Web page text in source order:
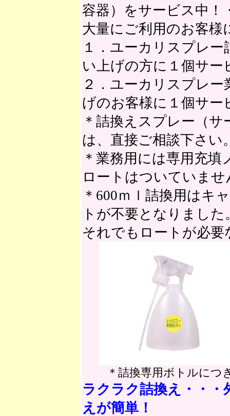
容器）をサービス中！
大量にご利用のお客様
１．ユーカリスプレー
い上げの方に１個サー
２．ユーカリスプレ
げのお客様に１個サー
＊詰換えスプレー（
は、直接ご相談下さい
＊業務用には専用充
ロートはついていませ
＊600ｍｌ詰換用はキ
トが不要となりました
それでもロートが必要
＊詰換専用ボトルにつ
ラクラク詰換え・・
えが簡単！